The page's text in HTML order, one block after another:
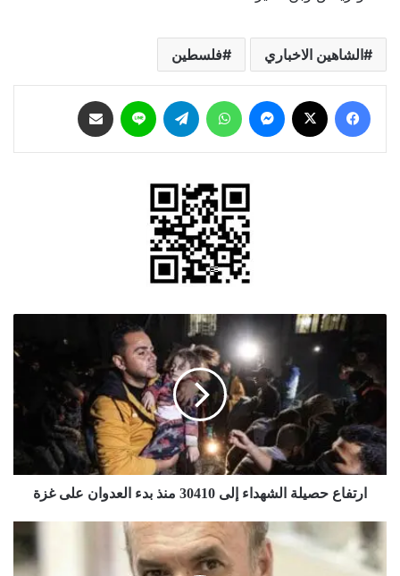
الشاهين الاخباري فلسطين
فيسبوك ماسنجر واتساب تيلقرام لاين
الشهداء
إلى
30410
بدء
العدوان
على
ارتفاع حصيلة الشهداء إلى 30410 منذ بدء العدوان على غزة
كذّابون
مذعورون